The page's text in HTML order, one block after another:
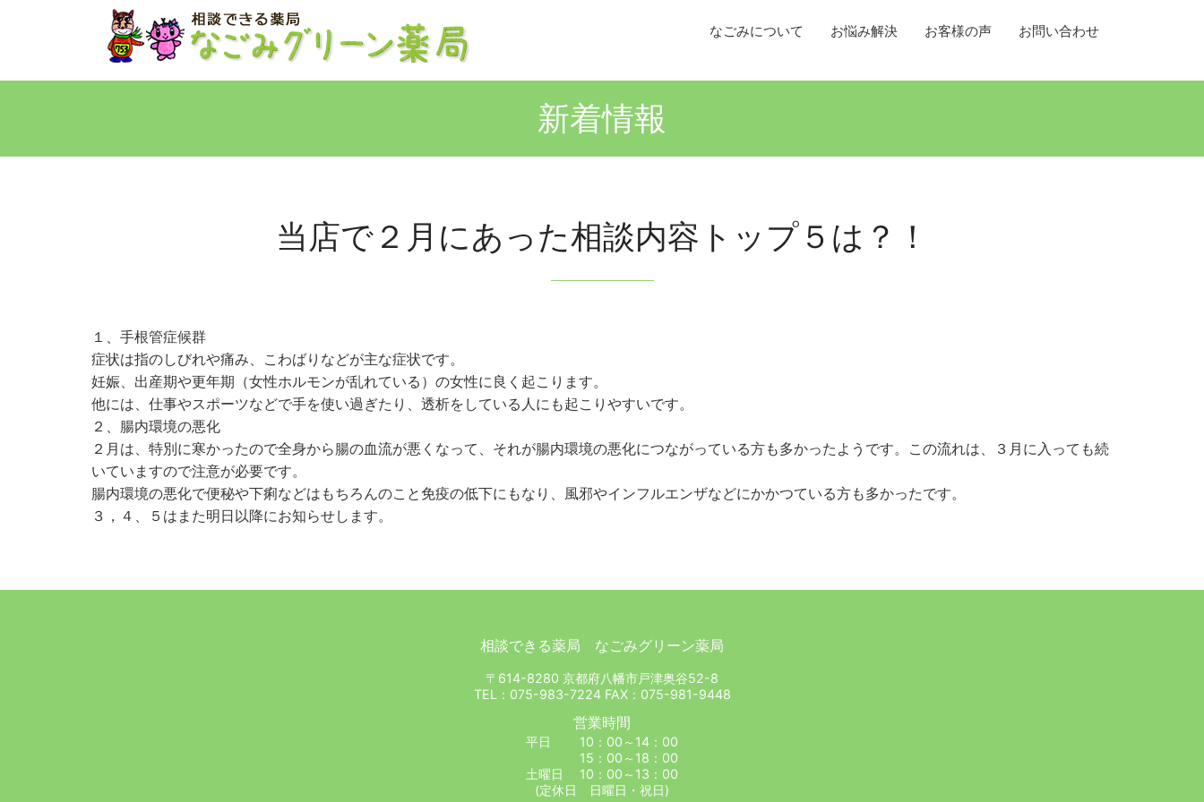
なごみについて お悩み解決 お客様の声 お問い合わせ
新着情報
当店で２月にあった相談内容トップ５は？！
１、手根管症候群
症状は指のしびれや痛み、こわばりなどが主な症状です。
妊娠、出産期や更年期（女性ホルモンが乱れている）の女性に良く起こります。
他には、仕事やスポーツなどで手を使い過ぎたり、透析をしている人にも起こりやすいです。
２、腸内環境の悪化
２月は、特別に寒かったので全身から腸の血流が悪くなって、それが腸内環境の悪化につながっている方も多かったようです。この流れは、３月に入っても続
いていますので注意が必要です。
腸内環境の悪化で便秘や下痢などはもちろんのこと免疫の低下にもなり、風邪やインフルエンザなどにかかつている方も多かったです。
３，４、５はまた明日以降にお知らせします。
相談できる薬局 なごみグリーン薬局
〒614-8280 京都府八幡市戸津奥谷52-8
TEL：075-983-7224 FAX：075-981-9448
営業時間
平日 10：00～14：00
15：00～18：00
土曜日 10：00～13：00
(定休日 日曜日・祝日)